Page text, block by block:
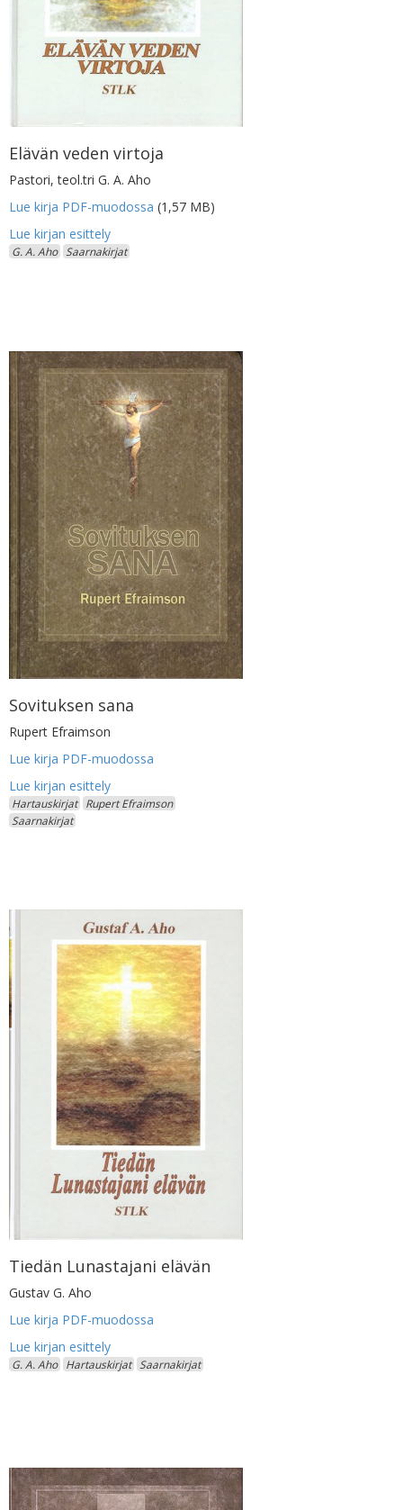
Elävän veden virtoja
Pastori, teol.tri G. A. Aho
Lue kirja PDF-muodossa (1,57 MB)
G. A. Aho Saarnakirjat
Sovituksen sana
Rupert Efraimson
Lue kirja PDF-muodossa
Hartauskirjat
Rupert Efraimson
Saarnakirjat
Tiedän Lunastajani elävän
Gustav G. Aho
Lue kirja PDF-muodossa
G. A. Aho Hartauskirjat Saarnakirjat